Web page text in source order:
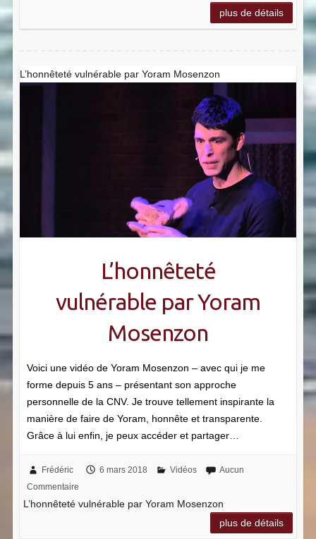
plus de détails
L’honnêteté vulnérable par Yoram Mosenzon
L’honnêteté
vulnérable par Yoram
Mosenzon
Voici une vidéo de Yoram Mosenzon – avec qui je me
forme depuis 5 ans – présentant son approche
personnelle de la CNV. Je trouve tellement inspirante la
manière de faire de Yoram, honnête et transparente.
Grâce à lui enfin, je peux accéder et partager…
Frédéric 6 mars 2018 Vidéos
Aucun
Commentaire
L’honnêteté vulnérable par Yoram Mosenzon
plus de détails